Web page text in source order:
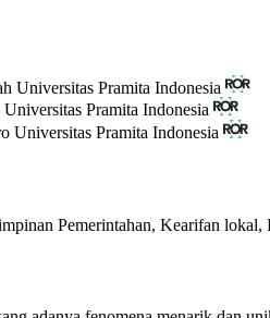
Universitas Pramita Indonesia
Universitas Pramita Indonesia
Universitas Pramita Indonesia
Pemerintahan, Kearifan lokal,